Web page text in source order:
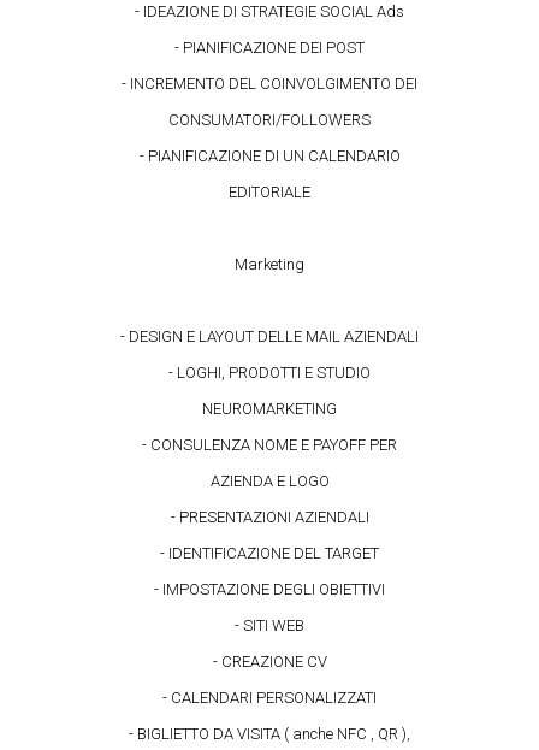
- IDEAZIONE DI STRATEGIE SOCIAL Ads
- PIANIFICAZIONE DEI POST
- INCREMENTO DEL COINVOLGIMENTO DEI
CONSUMATORI/FOLLOWERS
- PIANIFICAZIONE DI UN CALENDARIO
EDITORIALE
Marketing
- DESIGN E LAYOUT DELLE MAIL AZIENDALI
- LOGHI, PRODOTTI E STUDIO
NEUROMARKETING
- CONSULENZA NOME E PAYOFF PER
AZIENDA E LOGO
- PRESENTAZIONI AZIENDALI
- IDENTIFICAZIONE DEL TARGET
- IMPOSTAZIONE DEGLI OBIETTIVI
- SITI WEB
- CREAZIONE CV
- CALENDARI PERSONALIZZATI
- BIGLIETTO DA VISITA ( anche NFC , QR ),